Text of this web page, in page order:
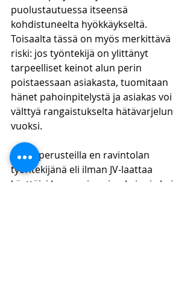
puolustautuessa itseensä
kohdistuneelta hyökkäykseltä.
Toisaalta tässä on myös merkittävä
riski: jos työntekijä on ylittänyt
tarpeelliset keinot alun perin
poistaessaan asiakasta, tuomitaan
hänet pahoinpitelystä ja asiakas voi
välttyä rangaistukselta hätävarjelun
vuoksi.
Näillä perusteilla en ravintolan
työntekijänä eli ilman JV-laattaa
käyttäisi kovempia voimakeinoja kuin